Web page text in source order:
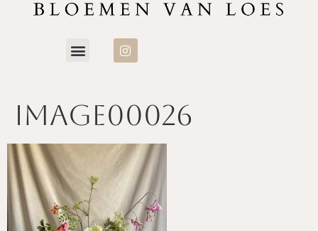
image00026